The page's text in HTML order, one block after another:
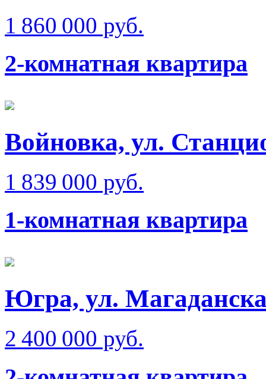
1 860 000 руб.
2-комнатная квартира
Войновка, ул.
1 839 000 руб.
1-комнатная квартира
Югра, ул.
2 400 000 руб.